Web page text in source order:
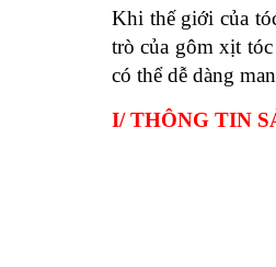
Khi thế giới của
trò của gôm xịt
có thể dễ dàng
I/ THÔNG TIN